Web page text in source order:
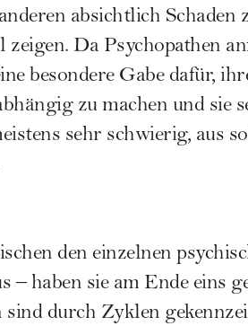
absichtlich Schaden
Da Psychopathen
besondere Gabe dafür,
zu machen und sie
sehr schwierig, aus
den einzelnen
– haben sie am Ende eins
durch Zyklen